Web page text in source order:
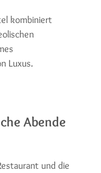
kombiniert
Luxus.
Abende
und die